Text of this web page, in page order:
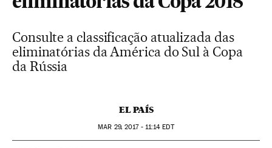
Consulte a classificação atualizada das
eliminatórias da América do Sul à Copa
da Rússia
EL PAÍS
MAR 29, 2017 - 11:14 EDT